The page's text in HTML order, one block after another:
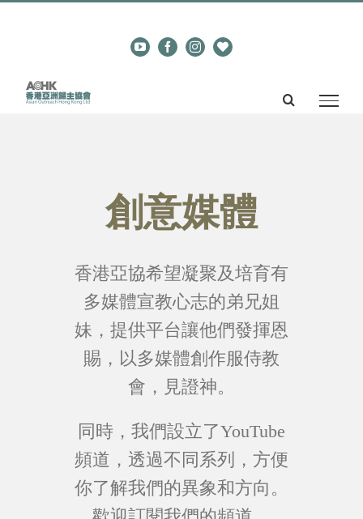
YouTubeFacebookInstagram
奉
獻
創意媒體
香港亞協希望凝聚及培育有
多媒體宣教心志的弟兄姐
妹，提供平台讓他們發揮恩
賜，以多媒體創作服侍教
會，見證神。
同時，我們設立了YouTube
頻道，透過不同系列，方便
你了解我們的異象和方向。